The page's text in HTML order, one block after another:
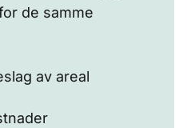
de samme
av areal